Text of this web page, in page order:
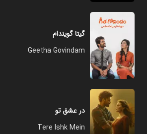
گیتا گویندام
Geetha Govindam
در عشق تو
Tere Ishk Mein